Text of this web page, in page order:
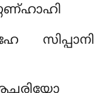
സിപ്പാനി